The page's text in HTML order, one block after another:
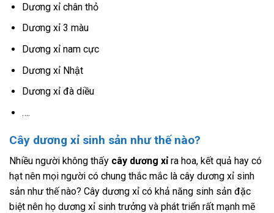
Dương xỉ chân thỏ
Dương xỉ 3 màu
Dương xỉ nam cực
Dương xỉ Nhật
Dương xỉ đà diều
….
Cây dương xỉ sinh sản như thế nào?
Nhiều người không thấy cây dương xỉra hoa, kết quả hay có
hạt nên mọi người có chung thắc mắc là cây dương xỉ sinh
sản như thế nào? Cây dương xỉ có khả năng sinh sản đặc
biệt nên họ dương xỉ sinh trưởng và phát triển rất mạnh mẽ